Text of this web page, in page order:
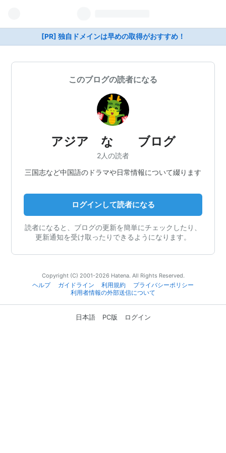
[PR] 独自ドメインは早めの取得がおすすめ！
このブログの読者になる
アジア な ブログ
2人の読者
三国志など中国語のドラマや日常情報について綴ります
ログインして読者になる
読者になると、ブログの更新を簡単にチェックしたり、
更新通知を受け取ったりできるようになります。
Copyright (C) 2001-2026 Hatena. All Rights Reserved.
ヘルプ
ガイドライン 利用規約
プライバシーポリシー
利用者情報の外部送信について
日本語 PC版 ログイン